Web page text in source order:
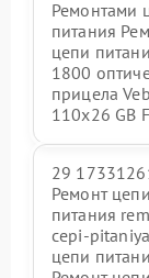
Ремонтами
питания
цепи
1800
прицела
110x26 GB
29
Ремонт цепи
питания
cepi-
цепи